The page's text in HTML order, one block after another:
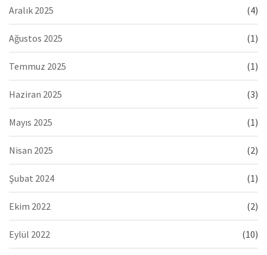
Aralık 2025 (4)
Ağustos 2025 (1)
Temmuz 2025 (1)
Haziran 2025 (3)
Mayıs 2025 (1)
Nisan 2025 (2)
Şubat 2024 (1)
Ekim 2022 (2)
Eylül 2022 (10)